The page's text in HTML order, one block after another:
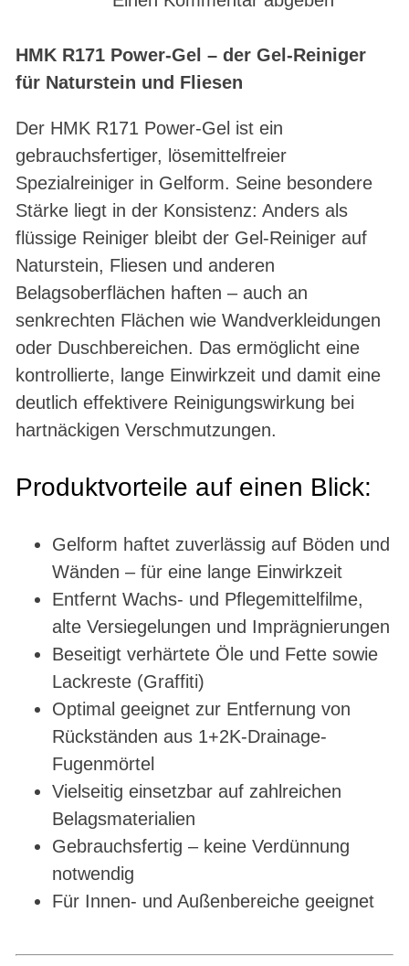
HMK R171 Power-Gel – der Gel-Reiniger
für Naturstein und Fliesen
Der HMK R171 Power-Gel ist ein
gebrauchsfertiger, lösemittelfreier
Spezialreiniger in Gelform. Seine besondere
Stärke liegt in der Konsistenz: Anders als
flüssige Reiniger bleibt der Gel-Reiniger auf
Naturstein, Fliesen und anderen
Belagsoberflächen haften – auch an
senkrechten Flächen wie Wandverkleidungen
oder Duschbereichen. Das ermöglicht eine
kontrollierte, lange Einwirkzeit und damit eine
deutlich effektivere Reinigungswirkung bei
hartnäckigen Verschmutzungen.
Produktvorteile auf einen Blick:
Gelform haftet zuverlässig auf Böden und
Wänden – für eine lange Einwirkzeit
Entfernt Wachs- und Pflegemittelfilme,
alte Versiegelungen und Imprägnierungen
Beseitigt verhärtete Öle und Fette sowie
Lackreste (Graffiti)
Optimal geeignet zur Entfernung von
Rückständen aus 1+2K-Drainage-
Fugenmörtel
Vielseitig einsetzbar auf zahlreichen
Belagsmaterialien
Gebrauchsfertig – keine Verdünnung
notwendig
Für Innen- und Außenbereiche geeignet